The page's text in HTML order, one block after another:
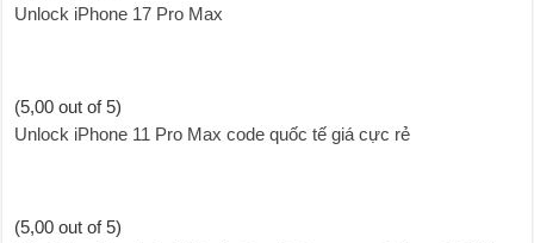
Unlock iPhone 17 Pro Max
(5,00 out of 5)
Unlock iPhone 11 Pro Max code quốc tế giá cực rẻ
(5,00 out of 5)